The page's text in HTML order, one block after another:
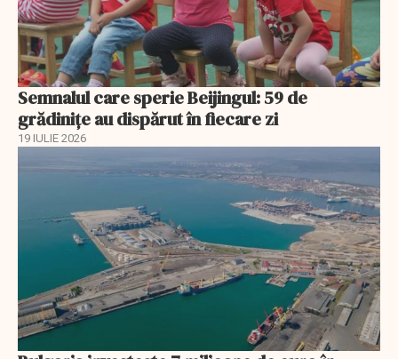
Semnalul care sperie Beijingul: 59 de
grădinițe au dispărut în fiecare zi
19 IULIE 2026